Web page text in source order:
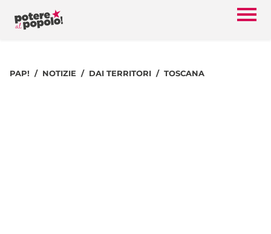
PAP! NOTIZIE DAI TERRITORI TOSCANA